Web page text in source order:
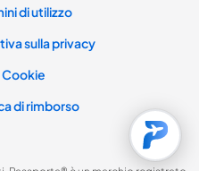
di utilizzo
sulla privacy
Cookie
di rimborso